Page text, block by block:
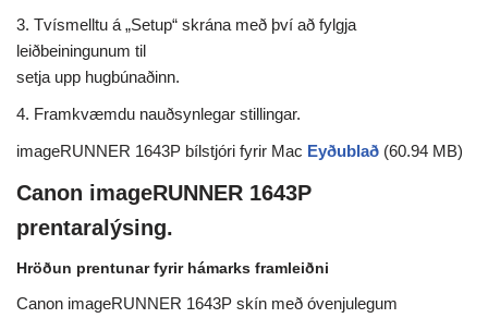
3. Tvísmelltu á „Setup“ skrána með því að fylgja
leiðbeiningunum til
setja upp hugbúnaðinn.
4. Framkvæmdu nauðsynlegar stillingar.
imageRUNNER 1643P bílstjóri fyrir Mac Eyðublað (60.94 MB)
Canon imageRUNNER 1643P
prentaralýsing.
Hröðun prentunar fyrir hámarks framleiðni
Canon imageRUNNER 1643P skín með óvenjulegum